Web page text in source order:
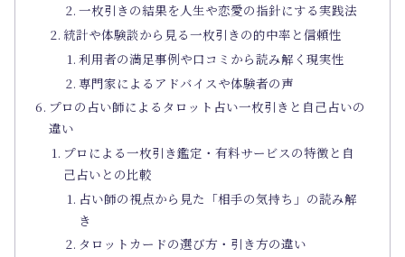
一枚引きの結果を人生や恋愛の指針にする実践法
統計や体験談から見る一枚引きの的中率と信頼性
利用者の満足事例や口コミから読み解く現実性
専門家によるアドバイスや体験者の声
プロの占い師によるタロット占い一枚引きと自己占いの
違い
プロによる一枚引き鑑定・有料サービスの特徴と自
己占いとの比較
占い師の視点から見た「相手の気持ち」の読み解
き
タロットカードの選び方・引き方の違い